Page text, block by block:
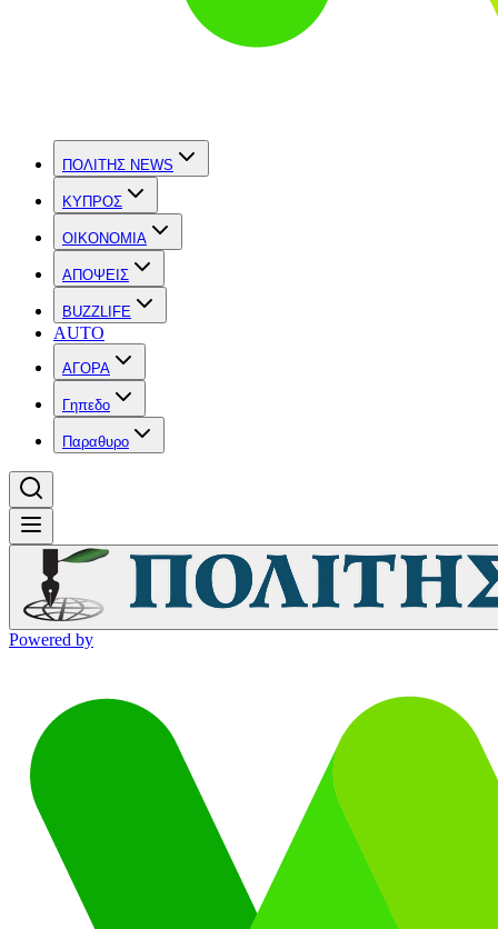
ΠΟΛΙΤΗΣ NEWS
ΚΥΠΡΟΣ
OIKONOMIA
ΑΠΟΨΕΙΣ
BUZZLIFE
AUTO
ΑΓΟΡΑ
Γηπεδο
Παραθυρο
Powered by